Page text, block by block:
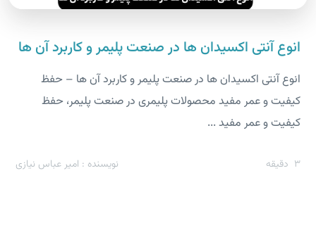
انوع آنتی اکسیدان ها در صنعت پلیمر و کاربرد آن ها
انوع آنتی اکسیدان ها در صنعت پلیمر و کاربرد آن ها – حفظ
کیفیت و عمر مفید محصولات پلیمری در صنعت پلیمر، حفظ
کیفیت و عمر مفید ...
3 دقیقه نویسنده : امیر عباس نیازی